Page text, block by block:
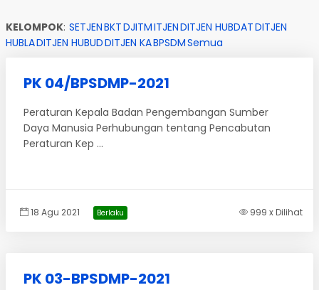
KELOMPOK: SETJENBKTDJITMITJENDITJEN HUBDATDITJEN
HUBLADITJEN HUBUDDITJEN KABPSDMSemua
PK 04/BPSDMP-2021
Peraturan Kepala Badan Pengembangan Sumber
Daya Manusia Perhubungan tentang Pencabutan
Peraturan Kep ...
18 Agu 2021 Berlaku 999 x Dilihat
PK 03-BPSDMP-2021